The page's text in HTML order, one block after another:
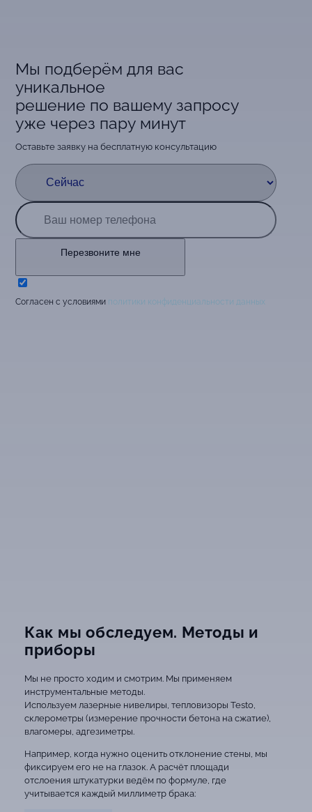
Мы подберём для вас
уникальное
решение по вашему запросу
уже через пару минут
Оставьте заявку на бесплатную консультацию
Перезвоните мне
Cогласен с условиями политики конфиденциальности данных
Как мы обследуем. Методы и
приборы
Мы не просто ходим и смотрим. Мы применяем
инструментальные методы.
Используем лазерные нивелиры, тепловизоры Testo,
склерометры (измерение прочности бетона на сжатие),
влагомеры, адгезиметры.
Например, когда нужно оценить отклонение стены, мы
фиксируем его не на глазок. А расчёт площади
отслоения штукатурки ведём по формуле, где
учитывается каждый миллиметр брака: